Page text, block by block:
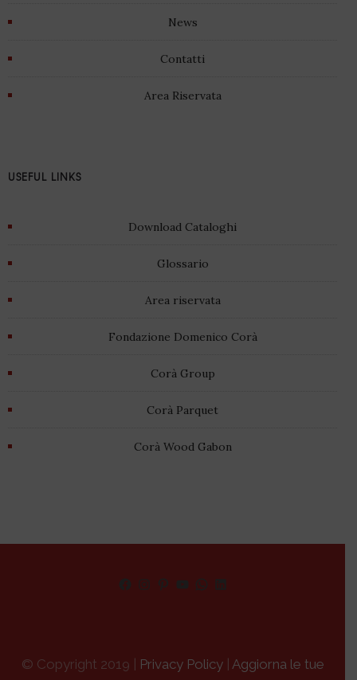
News
Contatti
Area Riservata
USEFUL LINKS
Download Cataloghi
Glossario
Area riservata
Fondazione Domenico Corà
Corà Group
Corà Parquet
Corà Wood Gabon
Facebook
Instagram
Pinterest
YouTube
WhatsApp
LinkedIn
© Copyright 2019 | Privacy Policy| Aggiorna le tue